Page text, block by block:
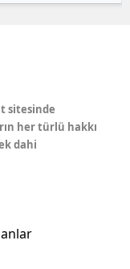
sitesinde
her türlü hakkı
dahi